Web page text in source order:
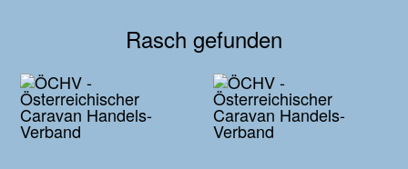
Rasch gefunden